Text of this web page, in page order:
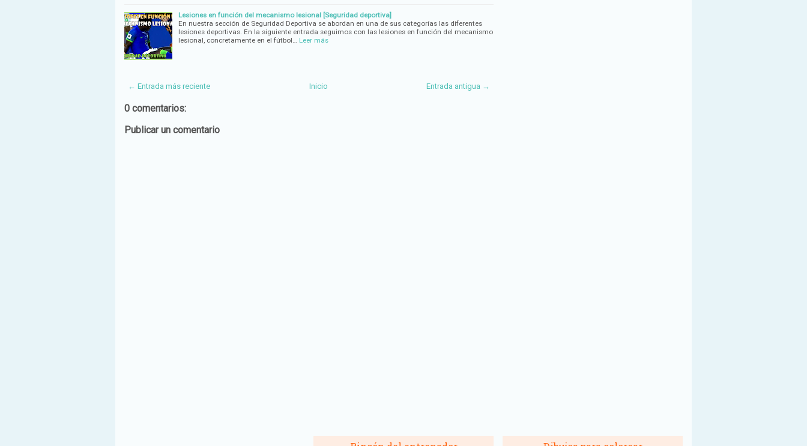
Lesiones en función del mecanismo lesional [Seguridad deportiva]
En nuestra sección de Seguridad Deportiva se abordan en una de sus categorías las diferentes
lesiones deportivas. En la siguiente entrada seguimos con las lesiones en función del mecanismo
lesional, concretamente en el fútbol… Leer más
← Entrada más reciente Entrada antigua →
Inicio
0 comentarios:
Publicar un comentario